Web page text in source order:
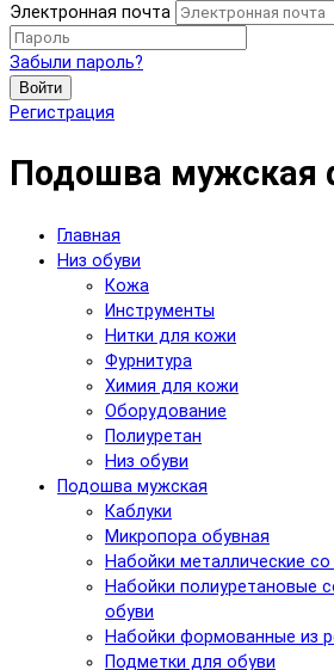
Электронная почта
Забыли пароль?
Войти
Регистрация
Подошва мужская
Главная
Низ обуви
Кожа
Инструменты
Нитки для кожи
Фурнитура
Химия для кожи
Оборудование
Полиуретан
Низ обуви
Подошва мужская
Каблуки
Микропора обувная
Набойки металлические
Набойки полиуретановые
обуви
Набойки формованные из
Подметки для обуви